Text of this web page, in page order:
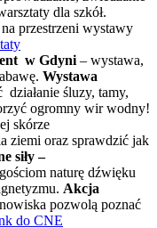
dla szkół.
przestrzeni wystawy
w Gdyni – wystawa,
Wystawa
działanie śluzy, tamy,
ogromny wir wodny!
skórze
ziemi oraz sprawdzić jak
siły –
naturę dźwięku
Akcja
pozwolą poznać
do CNE